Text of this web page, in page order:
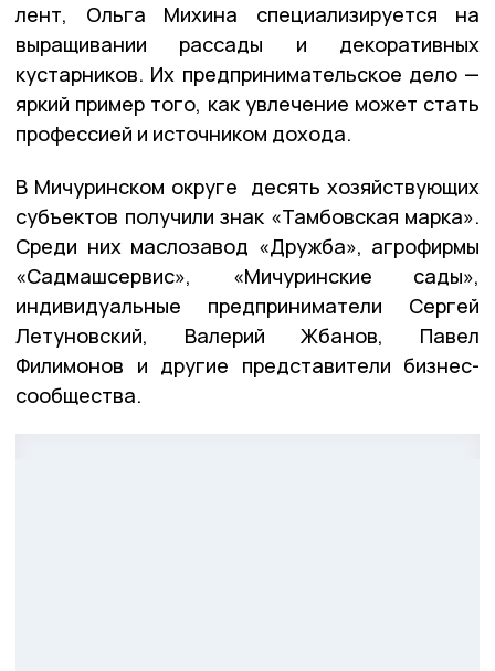
лент, Ольга Михина специализируется на
выращивании рассады и декоративных
кустарников. Их предпринимательское дело —
яркий пример того, как увлечение может стать
профессией и источником дохода.
В Мичуринском округе десять хозяйствующих
субъектов получили знак «Тамбовская марка».
Среди них маслозавод «Дружба», агрофирмы
«Садмашсервис», «Мичуринские сады»,
индивидуальные предприниматели Сергей
Летуновский, Валерий Жбанов, Павел
Филимонов и другие представители бизнес-
сообщества.